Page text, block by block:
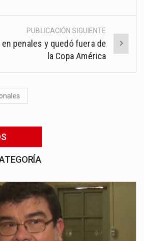
PUBLICACIÓN SIGUIENTE
en penales y quedó fuera de
la Copa América